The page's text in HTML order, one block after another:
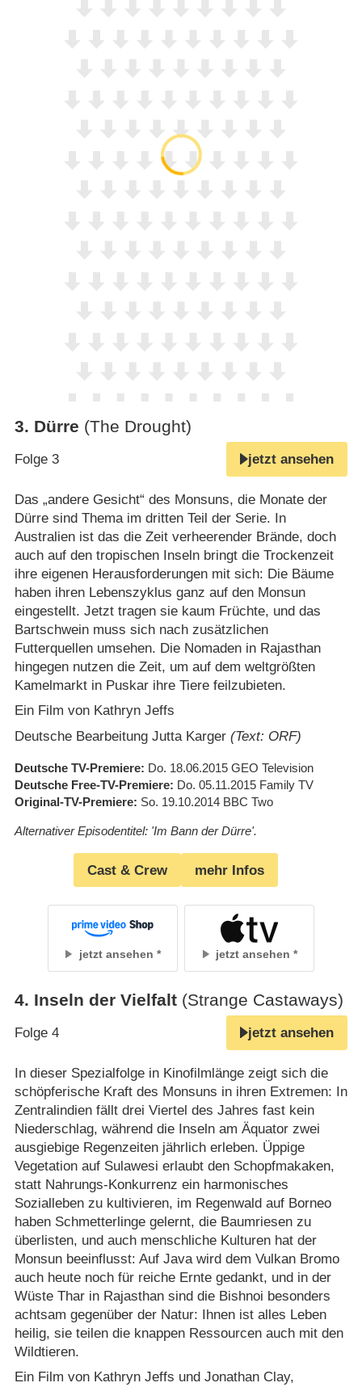
3. Dürre (The Drought)
Folge 3 jetzt ansehen
Das „andere Gesicht“ des Monsuns, die Monate der
Dürre sind Thema im dritten Teil der Serie. In
Australien ist das die Zeit verheerender Brände, doch
auch auf den tropischen Inseln bringt die Trockenzeit
ihre eigenen Herausforderungen mit sich: Die Bäume
haben ihren Lebenszyklus ganz auf den Monsun
eingestellt. Jetzt tragen sie kaum Früchte, und das
Bartschwein muss sich nach zusätzlichen
Futterquellen umsehen. Die Nomaden in Rajasthan
hingegen nutzen die Zeit, um auf dem weltgrößten
Kamelmarkt in Puskar ihre Tiere feilzubieten.
Ein Film von Kathryn Jeffs
Deutsche Bearbeitung Jutta Karger (Text: ORF)
Deutsche TV-Premiere Do. 18.06.2015 GEO Television
Deutsche Free-TV-Premiere Do. 05.11.2015 Family TV
Original-TV-Premiere So. 19.10.2014 BBC Two
Alternativer Episodentitel: 'Im Bann der Dürre'.
Cast & Crew mehr Infos
jetzt ansehen jetzt ansehen
4. Inseln der Vielfalt (Strange Castaways)
Folge 4 jetzt ansehen
In dieser Spezialfolge in Kinofilmlänge zeigt sich die
schöpferische Kraft des Monsuns in ihren Extremen: In
Zentralindien fällt drei Viertel des Jahres fast kein
Niederschlag, während die Inseln am Äquator zwei
ausgiebige Regenzeiten jährlich erleben. Üppige
Vegetation auf Sulawesi erlaubt den Schopfmakaken,
statt Nahrungs-Konkurrenz ein harmonisches
Sozialleben zu kultivieren, im Regenwald auf Borneo
haben Schmetterlinge gelernt, die Baumriesen zu
überlisten, und auch menschliche Kulturen hat der
Monsun beeinflusst: Auf Java wird dem Vulkan Bromo
auch heute noch für reiche Ernte gedankt, und in der
Wüste Thar in Rajasthan sind die Bishnoi besonders
achtsam gegenüber der Natur: Ihnen ist alles Leben
heilig, sie teilen die knappen Ressourcen auch mit den
Wildtieren.
Ein Film von Kathryn Jeffs und Jonathan Clay,